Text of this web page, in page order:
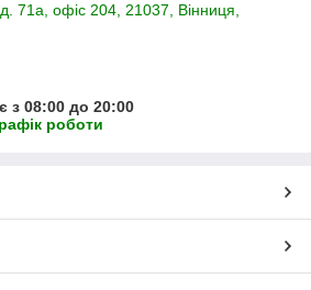
71а, офіс 204, 21037, Вінниця,
з 08:00 до 20:00
роботи